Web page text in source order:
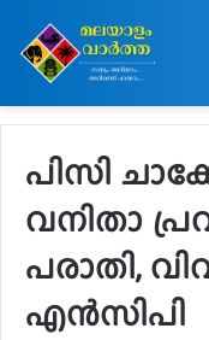
പിസി
വനിതാ
പരാതി,
എൻസിപി